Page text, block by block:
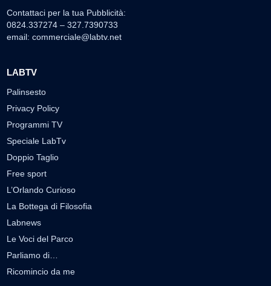
Contattaci per la tua Pubblicità:
0824.337274 – 327.7390733
email: commerciale@labtv.net
LABTV
Palinsesto
Privacy Policy
Programmi TV
Speciale LabTv
Doppio Taglio
Free sport
L’Orlando Curioso
La Bottega di Filosofia
Labnews
Le Voci del Parco
Parliamo di…
Ricomincio da me